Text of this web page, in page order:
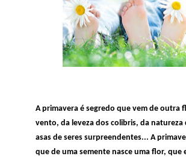
A primavera é segredo que vem de outra
vento, da leveza dos colibris, da natureza
asas de seres surpreendentes... A
que de uma semente nasce uma flor, que